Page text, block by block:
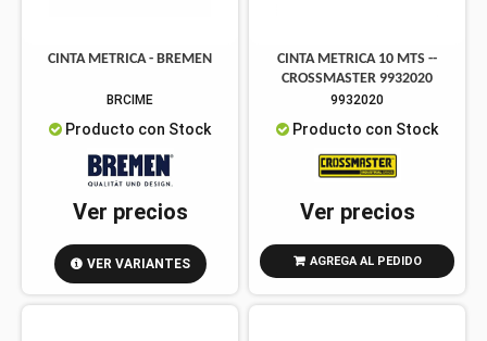
CINTA METRICA - BREMEN
BRCIME
Producto con Stock
Ver precios
VER VARIANTES
CINTA METRICA 10 MTS --
CROSSMASTER 9932020
9932020
Producto con Stock
Ver precios
AGREGA AL PEDIDO